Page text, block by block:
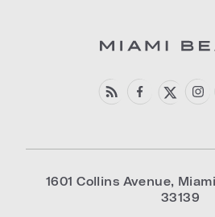
1601 Collins Avenue,
33139